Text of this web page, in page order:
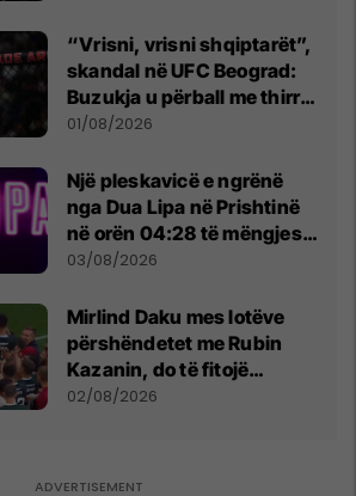
“Vrisni, vrisni shqiptarët”,
skandal në UFC Beograd:
Buzukja u përball me thirrje
anti-shqiptare nga
01/08/2026
Një pleskavicë e ngrënë
nga Dua Lipa në Prishtinë
në orën 04:28 të mëngjesit
- dhe bota digjitale serbe
03/08/2026
Mirlind Daku mes lotëve
përshëndetet me Rubin
Kazanin, do të fitojë
miliona te Spartak Moska
02/08/2026